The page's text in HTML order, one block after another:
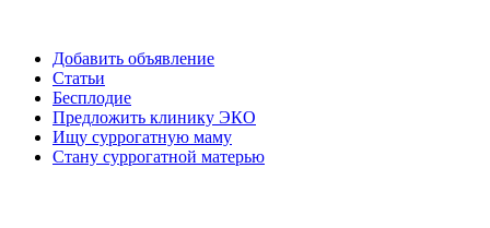
Добавить объявление
Статьи
Бесплодие
Предложить клинику ЭКО
Ищу суррогатную маму
Стану суррогатной матерью